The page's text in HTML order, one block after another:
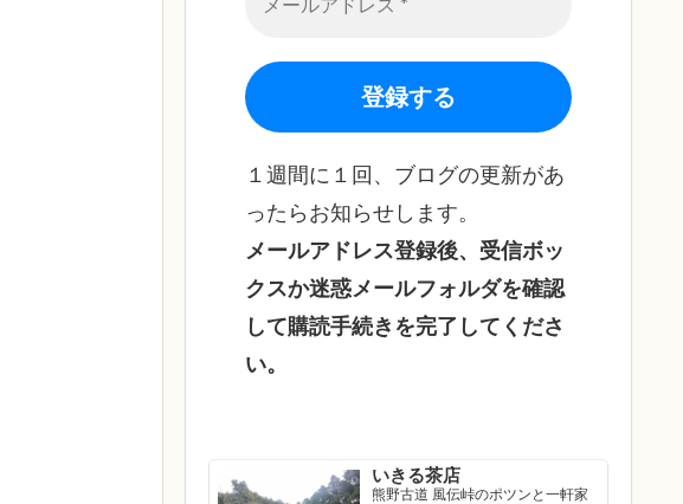
１週間に１回、ブログの更新があ
ったらお知らせします。
メールアドレス登録後、受信ボッ
クスか迷惑メールフォルダを確認
して購読手続きを完了してくださ
い。
いきる茶店
熊野古道 風伝峠のポツンと一軒家